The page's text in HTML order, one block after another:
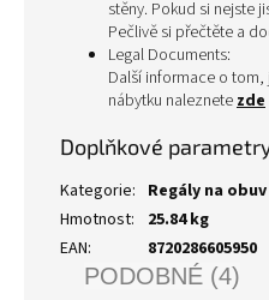
stěny. Pokud si nejste
Pečlivě si přečtěte a
Legal Documents:
Další informace o
nábytku naleznete zde
Doplňkové
Kategorie: Regály na
Hmotnost:
25.84 kg
EAN: 8720286605950
PODOBNÉ (4)